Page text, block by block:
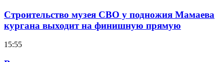
Строительство музея СВО у подножия Мамаева
кургана выходит на финишную прямую
15:55